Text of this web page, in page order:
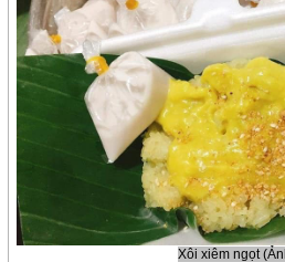
Xôi xiêm ngọt